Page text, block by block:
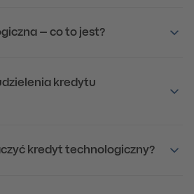
– co to jest?
kredytu
kredyt technologiczny?